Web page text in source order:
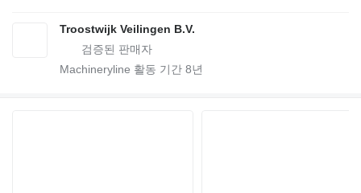
Troostwijk Veilingen B.V.
Machineryline 활동 기간 8년